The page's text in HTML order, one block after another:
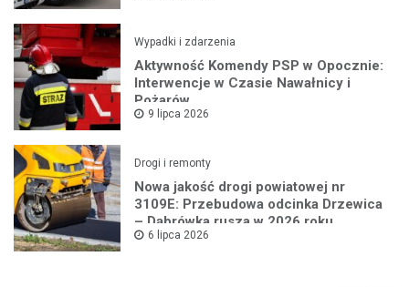
Wypadki i zdarzenia
Aktywność Komendy PSP w Opocznie:
Interwencje w Czasie Nawałnicy i
Pożarów
9 lipca 2026
Drogi i remonty
Nowa jakość drogi powiatowej nr
3109E: Przebudowa odcinka Drzewica
– Dąbrówka rusza w 2026 roku
6 lipca 2026